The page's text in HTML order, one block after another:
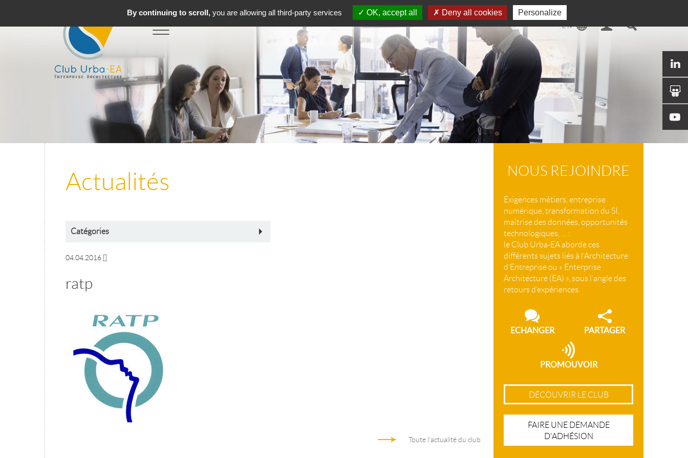
Toggle
navigation
Actualités
Catégories
04.04.2016 []
ratp
Toute l'actualité du club
NOUS REJOINDRE
Exigences métiers, entreprise
numérique, transformation du SI,
maîtrise des données, opportunités
technologiques, … :
le Club Urba-EA aborde ces
différents sujets liés à l’Architecture
d’Entreprise ou « Enterprise
Architecture (EA) », sous l’angle des
retours d’expériences.
ECHANGER PARTAGER
PROMOUVOIR
DÉCOUVRIR LE CLUB
FAIRE UNE DEMANDE
D'ADHÉSION
By continuing to scroll,you are allowing all third-party services OK, accept all Deny all cookies Personalize